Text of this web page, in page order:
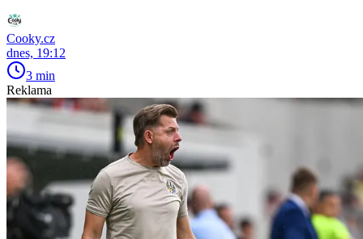
Cooky.cz
dnes, 19:12
3 min
Reklama